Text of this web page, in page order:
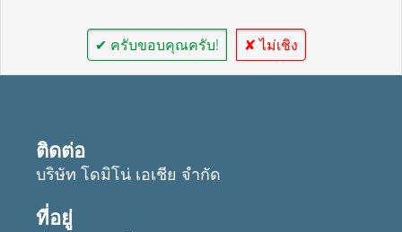
✔ ครับขอบคุณครับ! ✘ ไม่เชิง
ติดต่อ
บริษัท โดมิโน่ เอเชีย จำกัด
ที่อยู่